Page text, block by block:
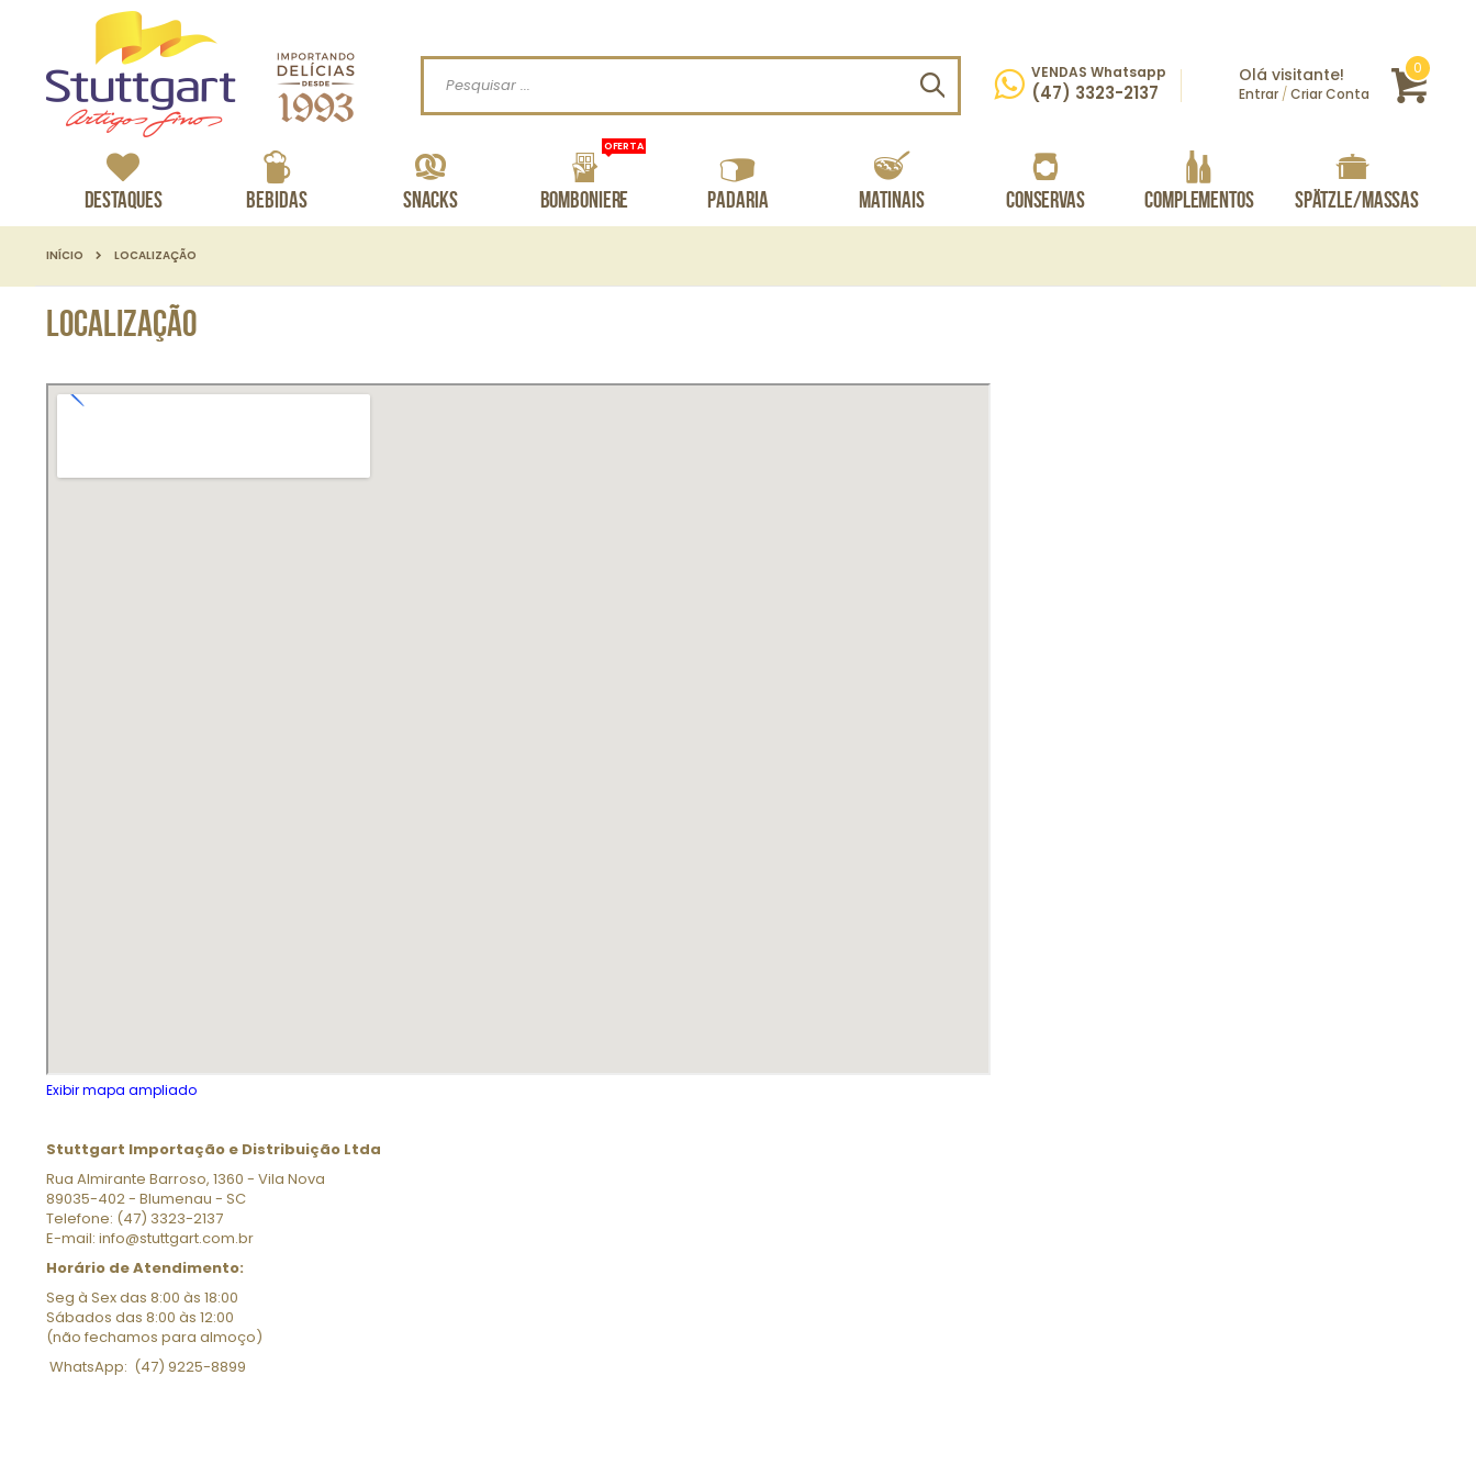
Procurar
Procurar VENDAS Whatsapp
(47) 3323-2137
Olá visitante!
Entrar /Criar Conta
0 itens
Destaques Bebidas Snacks Bomboniere
OFERTA
Padaria Matinais Conservas Complementos Spätzle/Massas
INÍCIO LOCALIZAÇÃO
Localização
Exibir mapa ampliado
Stuttgart Importação e Distribuição Ltda
Rua Almirante Barroso, 1360 - Vila Nova
89035-402 - Blumenau - SC
Telefone: (47) 3323-2137
E-mail: info@stuttgart.com.br
Horário de Atendimento:
Seg à Sex das 8:00 às 18:00
Sábados das 8:00 às 12:00
(não fechamos para almoço)
WhatsApp: (47) 9225-8899